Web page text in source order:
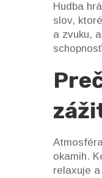
Hudba
slov,
a zvuku,
okamih.
relaxuje